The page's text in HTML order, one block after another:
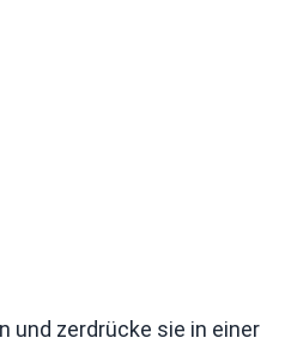
und zerdrücke sie in einer